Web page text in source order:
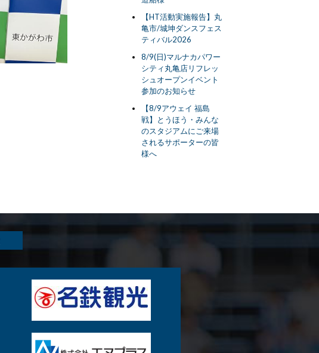
【HT活動実施報告】丸
亀市/城坤ダンスフェス
ティバル2026
8/9(日)マルナカパワー
シティ丸亀店リフレッ
シュオープンイベント
参加のお知らせ
【8/9アウェイ 福島
戦】とうほう・みんな
のスタジアムにご来場
されるサポーターの皆
様へ